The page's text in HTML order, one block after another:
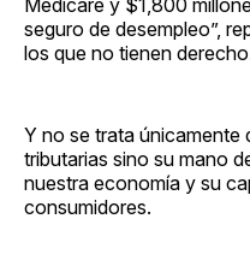
seguro de desempleo”,
los que no tienen
Y no se trata únicamente
tributarias sino su mano
nuestra economía y su
consumidores.